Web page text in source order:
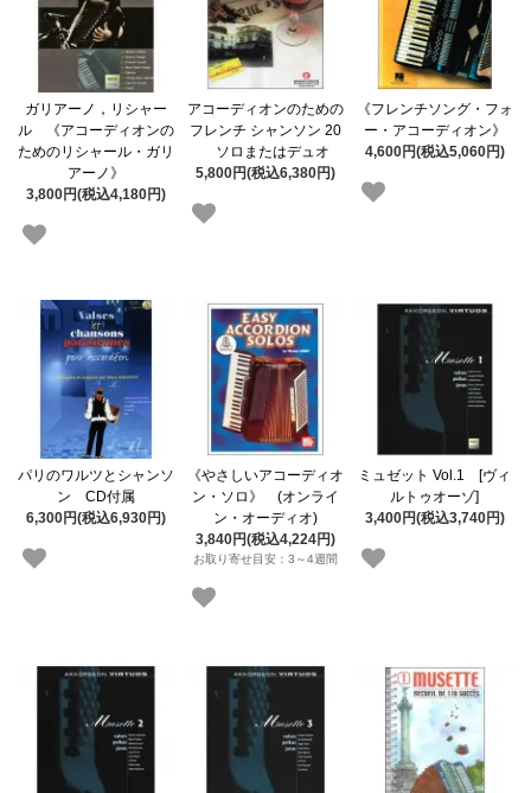
ガリアーノ，リシャー
ル 《アコーディオンの
ためのリシャール・ガリ
アーノ》
3,800円(税込4,180円)
アコーディオンのための
フレンチ シャンソン 20
ソロまたはデュオ
5,800円(税込6,380円)
《フレンチソング・フォ
ー・アコーディオン》
4,600円(税込5,060円)
パリのワルツとシャンソ
ン CD付属
6,300円(税込6,930円)
《やさしいアコーディオ
ン・ソロ》 (オンライ
ン・オーディオ)
3,840円(税込4,224円)
お取り寄せ目安：3～4週間
ミュゼット Vol.1 [ヴィ
ルトゥオーゾ]
3,400円(税込3,740円)